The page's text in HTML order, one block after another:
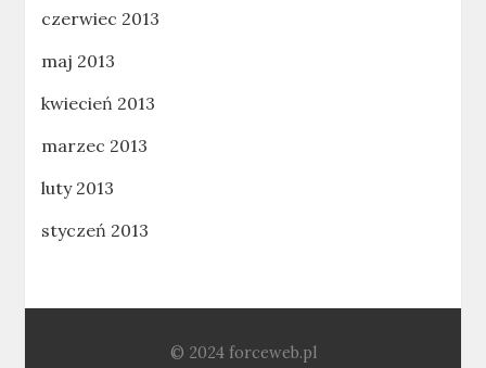
czerwiec 2013
maj 2013
kwiecień 2013
marzec 2013
luty 2013
styczeń 2013
© 2024 forceweb.pl